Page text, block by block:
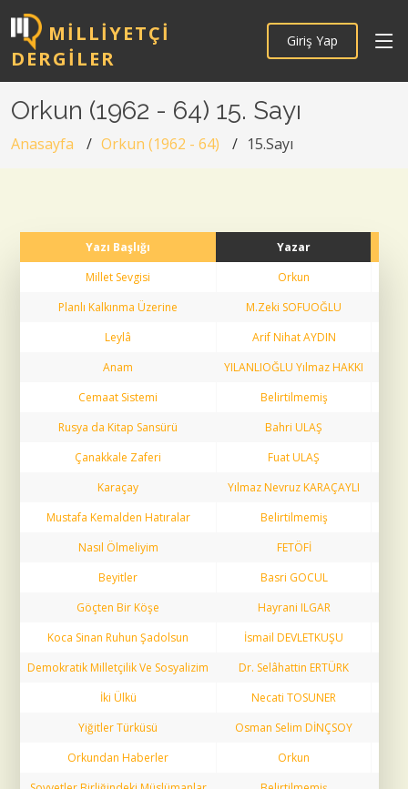
MILLIYETÇI
DERGILER
Giriş Yap
Orkun (1962 - 64) 15. Sayı
Anasayfa Orkun (1962 - 64) 15.Sayı
Yazı Başlığı Yazar
Millet Sevgisi
Orkun
Planlı Kalkınma Üzerine
M.Zeki SOFUOĞLU
Leylâ
Arif Nihat AYDIN
Anam
YILANLIOĞLU Yılmaz HAKKI
Cemaat Sistemi
Belirtilmemiş
Rusya da Kitap Sansürü
Bahri ULAŞ
Çanakkale Zaferi
Fuat ULAŞ
Karaçay
Yılmaz Nevruz KARAÇAYLI
Mustafa Kemalden Hatıralar
Belirtilmemiş
Nasıl Ölmeliyim
FETÖFİ
Beyitler
Basri GOCUL
Göçten Bir Köşe
Hayrani ILGAR
Koca Sinan Ruhun Şadolsun
İsmail DEVLETKUŞU
Demokratik Milletçilik Ve Sosyalizim
Dr. Selâhattin ERTÜRK
İki Ülkü
Necati TOSUNER
Yiğitler Türküsü
Osman Selim DİNÇSOY
Orkundan Haberler
Orkun